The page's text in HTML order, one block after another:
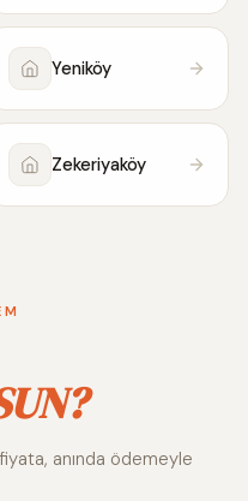
Yeniköy
Zekeriyaköy
anında ödemeyle